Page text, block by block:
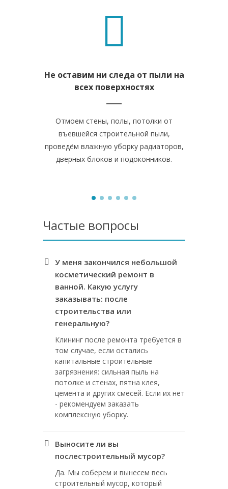
Не оставим ни следа от пыли на
всех поверхностях
Отмоем стены, полы, потолки от
въевшейся строительной пыли,
проведём влажную уборку радиаторов,
дверных блоков и подоконников.
Частые вопросы
У меня закончился небольшой
косметический ремонт в
ванной. Какую услугу
заказывать: после
строительства или
генеральную?
Клининг после ремонта требуется в
том случае, если остались
капитальные строительные
загрязнения: сильная пыль на
потолке и стенах, пятна клея,
цемента и других смесей. Если их нет
- рекомендуем заказать
комплексную уборку.
Выносите ли вы
послестроительный мусор?
Да. Мы соберем и вынесем весь
строительный мусор, который